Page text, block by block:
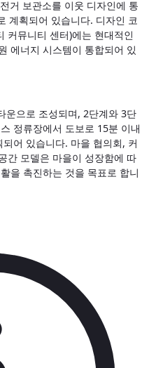
거 보관소를 이웃 디자인에 통
계획되어 있습니다. 디자인 코
커뮤니티 센터)에는 현대적인
에너지 시스템이 통합되어 있
운으로 조성되며, 2단계와 3단
정류장에서 도보로 15분 이내
어 있습니다. 마을 협의회, 커
간 모델은 마을이 성장함에 따
을 촉진하는 것을 목표로 합니